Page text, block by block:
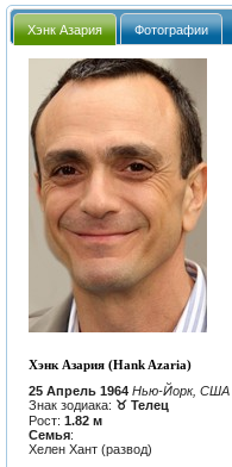
Хэнк Азария Фотографии
Хэнк Азария (Hank Azaria)
25 Апрель 1964 Нью-Йорк, США
Знак зодиака: ♉ Телец
Рост: 1.82 м
Семья:
Хелен Хант (развод)